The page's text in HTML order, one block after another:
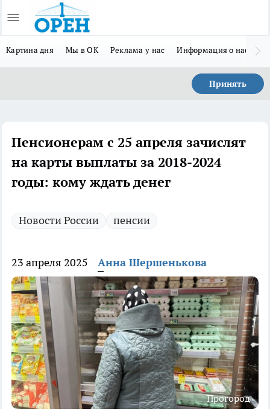
Картина дня Мы в ОК Реклама у нас Информация о нас
Принять
Пенсионерам с 25 апреля зачислят
на карты выплаты за 2018-2024
годы: кому ждать денег
Новости России пенсии
23 апреля 2025 Анна Шершенькова
Прогород